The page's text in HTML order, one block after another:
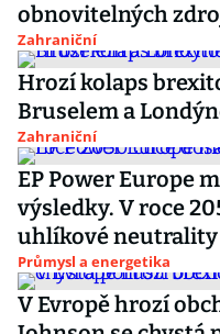
obnovitelných
Zahraniční
Hrozí kolaps
Bruselem a
Zahraniční
EP Power Europe
výsledky. V roce
uhlíkové neutrality
Průmysl a energetika
V Evropě hrozí